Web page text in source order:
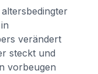
verändert
steckt und
vorbeugen